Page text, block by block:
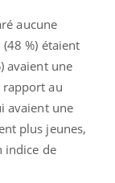
aucune
%) étaient
avaient une
rapport au
avaient une
plus jeunes,
indice de